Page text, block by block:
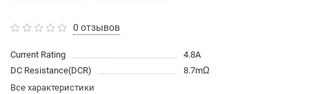
0 отзывов
Current Rating
4.8A
DC Resistance(DCR)
8.7mΩ
Все характеристики